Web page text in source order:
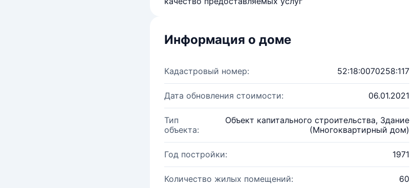
Информация о доме
Кадастровый номер: 52:18:0070258:117
Дата обновления стоимости: 06.01.2021
Тип
объекта:
Объект капитального строительства, Здание
(Многоквартирный дом)
Год постройки: 1971
Количество жилых помещений: 60